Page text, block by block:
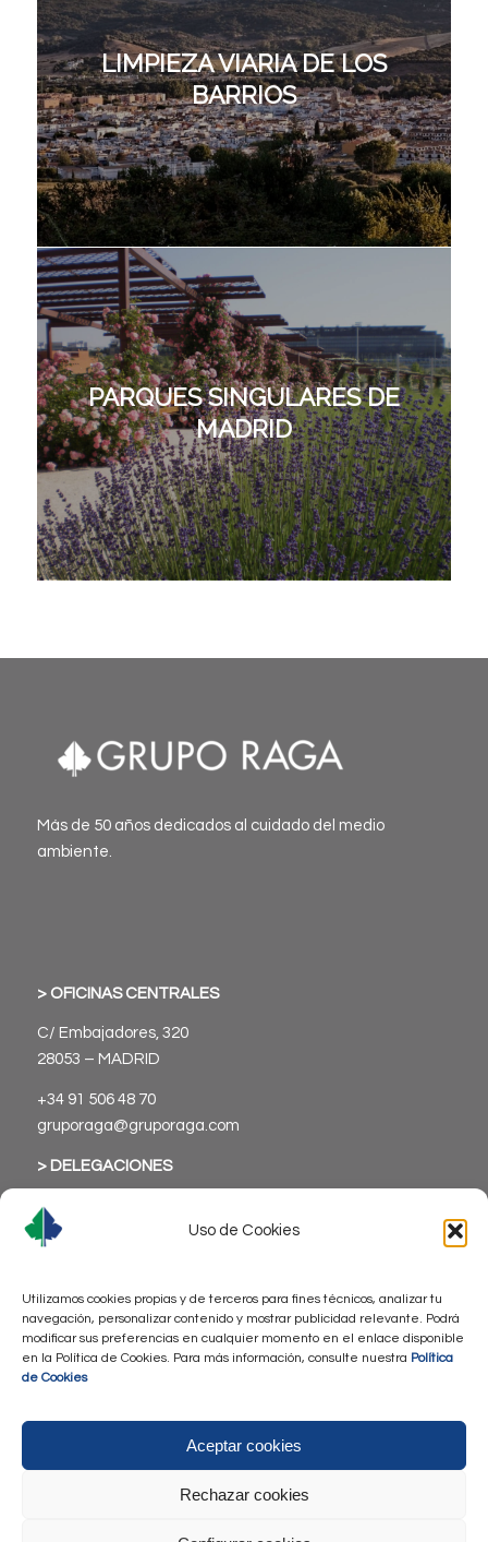
Uso de Cookies
Utilizamos cookies propias y de terceros para fines técnicos, analizar tu
navegación, personalizar contenido y mostrar publicidad relevante. Podrá
modificar sus preferencias en cualquier momento en el enlace disponible
en la Política de Cookies. Para más información, consulte nuestra Política
de Cookies
Aceptar cookies
Rechazar cookies
LIMPIEZA VIARIA DE LOS
BARRIOS
PARQUES SINGULARES DE
MADRID
Más de 50 años dedicados al cuidado del medio
ambiente.
> OFICINAS CENTRALES
C/ Embajadores, 320
28053 – MADRID
+34 91 506 48 70
gruporaga@gruporaga.com
> DELEGACIONES
> Aviso Legal
> Política de Privacidad
> Política de Cookies